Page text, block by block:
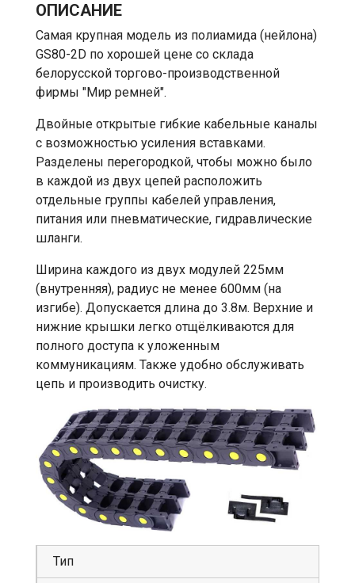
ОПИСАНИЕ
Самая крупная модель из полиамида (нейлона)
GS80-2D по хорошей цене со склада
белорусской торгово-производственной
фирмы "Мир ремней".
Двойные открытые гибкие кабельные каналы
с возможностью усиления вставками.
Разделены перегородкой, чтобы можно было
в каждой из двух цепей расположить
отдельные группы кабелей управления,
питания или пневматические, гидравлические
шланги.
Ширина каждого из двух модулей 225мм
(внутренняя), радиус не менее 600мм (на
изгибе). Допускается длина до 3.8м. Верхние и
нижние крышки легко отщёлкиваются для
полного доступа к уложенным
коммуникациям. Также удобно обслуживать
цепь и производить очистку.
Тип